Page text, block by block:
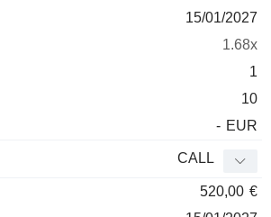
15/01/2027
1.68x
1
10
- EUR
CALL
520,00 €